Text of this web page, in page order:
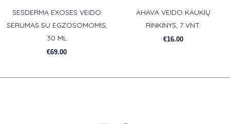
SESDERMA EXOSES VEIDO
SERUMAS SU EGZOSOMOMIS,
30 ML
€69.00
AHAVA VEIDO KAUKIŲ
RINKINYS, 7 VNT.
€16.00